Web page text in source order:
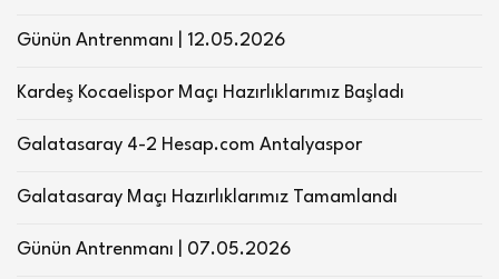
Günün Antrenmanı | 12.05.2026
Kardeş Kocaelispor Maçı Hazırlıklarımız Başladı
Galatasaray 4-2 Hesap.com Antalyaspor
Galatasaray Maçı Hazırlıklarımız Tamamlandı
Günün Antrenmanı | 07.05.2026